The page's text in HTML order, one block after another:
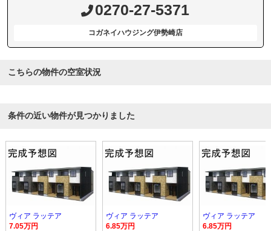
0270-27-5371
コガネイハウジング伊勢崎店
こちらの物件の空室状況
条件の近い物件が見つかりました
ヴィア ラッテア
7.05万円
ヴィア ラッテア
6.85万円
ヴィア ラッテア
6.85万円